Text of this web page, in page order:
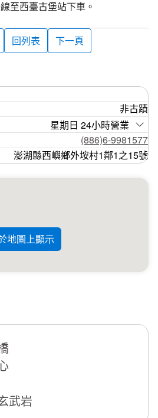
至西臺古堡站下車。
回列表 下一頁
非古蹟
星期日 24小時營業
(886)6-9981577
澎湖縣西嶼鄉外垵村1鄰1之15號
地圖上顯示
武岩